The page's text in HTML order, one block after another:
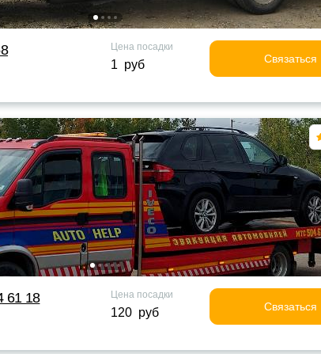
Цена посадки
1 руб Связаться
61 18 Цена посадки
120 руб Связаться